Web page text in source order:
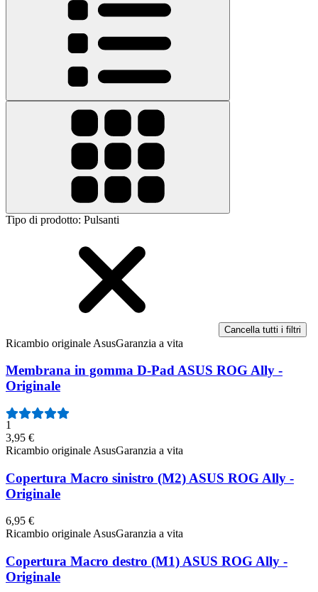
Tipo di prodotto: Pulsanti
Cancella tutti i filtri
Ricambio originale AsusGaranzia a vita
Membrana in gomma D-Pad ASUS ROG Ally -
Originale
1
3,95 €
Ricambio originale AsusGaranzia a vita
Copertura Macro sinistro (M2) ASUS ROG Ally -
Originale
6,95 €
Ricambio originale AsusGaranzia a vita
Copertura Macro destro (M1) ASUS ROG Ally -
Originale